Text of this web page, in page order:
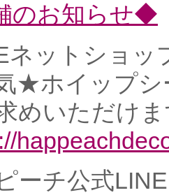
のお知らせ◆
ネットショッ
★ホイップシ
めいただけ
ーチ公式